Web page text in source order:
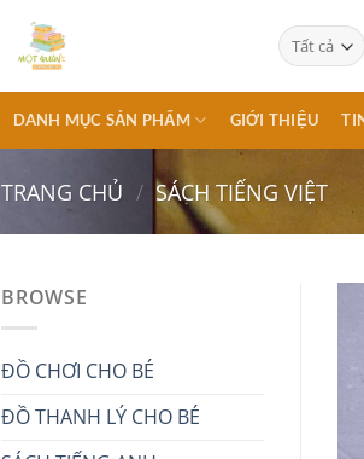
DANH MỤC SẢN PHẨM GIỚI THIỆU
TRANG CHỦ / SÁCH TIẾNG VIỆT
BROWSE
ĐỒ CHƠI CHO BÉ
ĐỒ THANH LÝ CHO BÉ